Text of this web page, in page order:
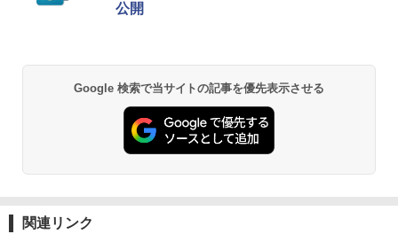
￥480
ClaudeCode いちばんやさしい 教科書:
非エンジニア 初心者 素人 でも安心 使い
続バッテリー、6インチディスプレイ電子
書籍リーダー、ブラック、16GB、広告な
し
￥16,980
公開
Google 検索で当サイトの記事を優先表示させる
関連リンク